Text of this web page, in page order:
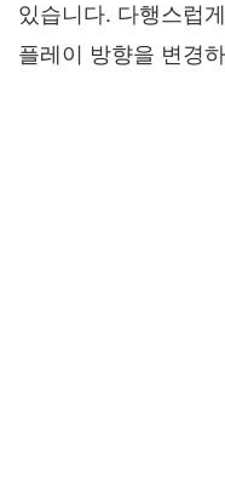
있습니다. 다행스럽
플레이 방향을 변경